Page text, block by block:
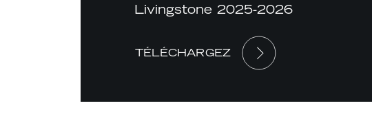
Livingstone 2025-2026
TÉLÉCHARGEZ